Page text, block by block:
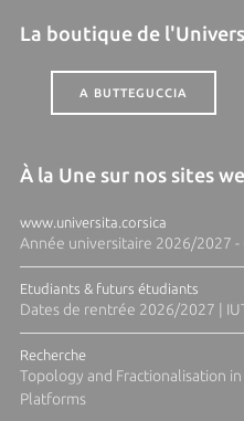
La boutique de
A BUTTEGUCCIA
À la Une sur nos sites
www.universita.corsica
Année universitaire 2026/2027
Etudiants & futurs étudiants
Dates de rentrée 2026/2027 |
Recherche
Topology and Fractionalisation
Platforms